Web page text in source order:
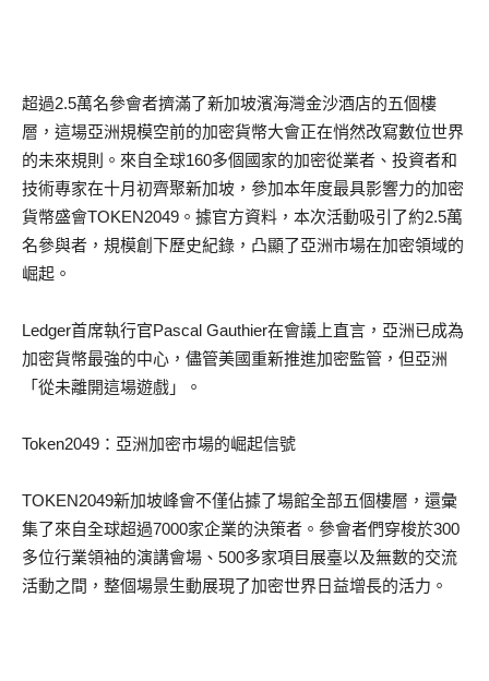
超過2.5萬名參會者擠滿了新加坡濱海灣金沙酒店的五個樓
層，這場亞洲規模空前的加密貨幣大會正在悄然改寫數位世界
的未來規則。來自全球160多個國家的加密從業者、投資者和
技術專家在十月初齊聚新加坡，參加本年度最具影響力的加密
貨幣盛會TOKEN2049。據官方資料，本次活動吸引了約2.5萬
名參與者，規模創下歷史紀錄，凸顯了亞洲市場在加密領域的
崛起。
Ledger首席執行官Pascal Gauthier在會議上直言，亞洲已成為
加密貨幣最強的中心，儘管美國重新推進加密監管，但亞洲
「從未離開這場遊戲」。
Token2049：亞洲加密市場的崛起信號
TOKEN2049新加坡峰會不僅佔據了場館全部五個樓層，還彙
集了來自全球超過7000家企業的決策者。參會者們穿梭於300
多位行業領袖的演講會場、500多家項目展臺以及無數的交流
活動之間，整個場景生動展現了加密世界日益增長的活力。